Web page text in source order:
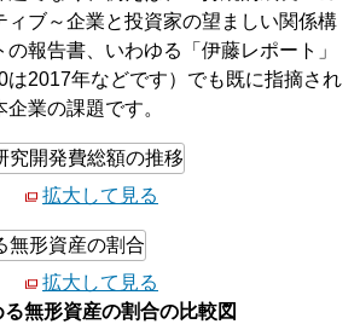
ィブ～企業と投資家の望ましい関係構
報告書、いわゆる「伊藤レポート」
は2017年などです）でも既に指摘され
業の課題です。
拡大して見る
拡大して見る
無形資産の割合の比較図